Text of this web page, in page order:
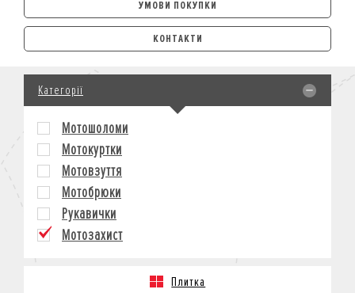
УМОВИ ПОКУПКИ
АВТОМОБІЛІ
ЛІЗИНГ
КРЕДИТ
СТРАХУВАННЯ
КОРПОРАТИВНИМ КЛІЄНТАМ
МОТОЦИКЛИ
КРЕДИТ
СТРАХУВАННЯ
КОРПОРАТИВНИМ КЛІЄНТАМ
КОНТАКТИ
Категорії
Мотошоломи
Мотокуртки
Мотовзуття
Мотобрюки
Рукавички
Мотозахист
Плитка